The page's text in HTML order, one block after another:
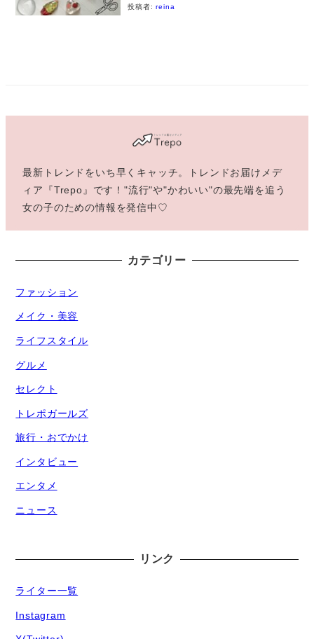
投稿者:reina
最新トレンドをいち早くキャッチ。トレンドお届けメデ
ィア『Trepo』です！"流行"や"かわいい"の最先端を追う
女の子のための情報を発信中♡
カテゴリー
ファッション
メイク・美容
ライフスタイル
グルメ
セレクト
トレポガールズ
旅行・おでかけ
インタビュー
エンタメ
ニュース
リンク
ライター一覧
Instagram